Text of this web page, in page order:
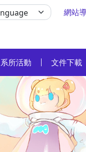
網站
系所活動 文件下載